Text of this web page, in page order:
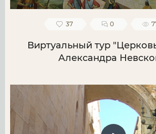
37 0
Виртуальный тур
Александра